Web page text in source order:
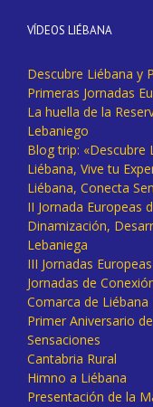
VÍDEOS LIÉBANA
Descubre Liébana y
Primeras Jornadas
La huella de la
Lebaniego
Blog trip: «Descubre
Liébana, Vive tu
Liébana, Conecta
II Jornada Europeas
Dinamización,
Lebaniega
III Jornadas
Jornadas de
Comarca de Liébana
Primer Aniversario
Sensaciones
Cantabria Rural
Himno a Liébana
Presentación de la